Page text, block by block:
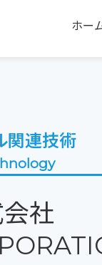
ホー
関連技術
社